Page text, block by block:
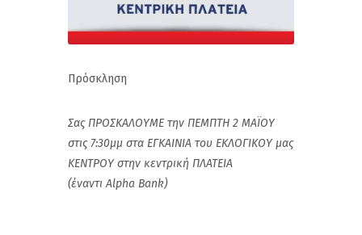
Πρόσκληση
Σας ΠΡΟΣΚΑΛΟΥΜΕ την ΠΕΜΠΤΗ 2 ΜΑΪΟΥ
στις 7:30μμ στα ΕΓΚΑΙΝΙΑ του ΕΚΛΟΓΙΚΟΥ μας
ΚΕΝΤΡΟΥ στην κεντρική ΠΛΑΤΕΙΑ
(έναντι Alpha Bank)